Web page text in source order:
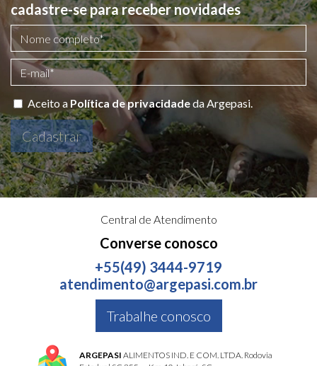
cadastre-se para receber novidades
Aceito a Política de privacidadeda Argepasi.
Cadastrar
Central de Atendimento
Converse conosco
+55(49) 3444-9719
atendimento@argepasi.com.br
Trabalhe conosco
ARGEPASI ALIMENTOS IND. E COM. LTDA. Rodovia